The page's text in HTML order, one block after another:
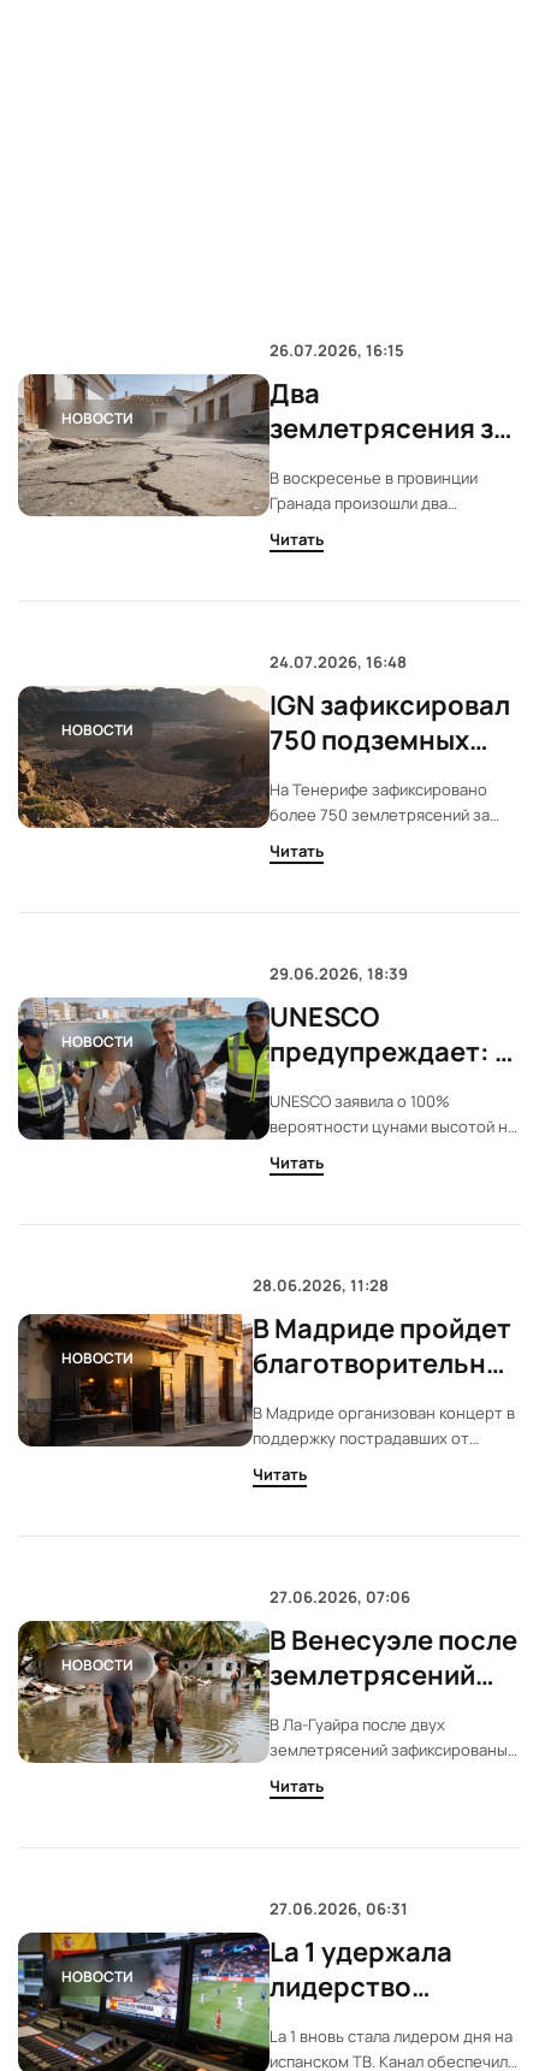
НОВОСТИ
26.07.2026, 16:15
Два
землетрясения за
день: Гранада
вновь ощутила
подземные толчки
В воскресенье в провинции
Гранада произошли два
землетрясения. Второй толчок,
магнитудой 3,7, ощутили жители
Читать
НОВОСТИ
24.07.2026, 16:48
IGN зафиксировал
750 подземных
толчков на
Тенерифе за ночь
На Тенерифе зафиксировано
более 750 землетрясений за
одну ночь. IGN не видит угрозы
извержения в ближайшее время.
Читать
НОВОСТИ
29.06.2026, 18:39
UNESCO
предупреждает: в
Средиземном
море неизбежны
разрушительные
UNESCO заявила о 100%
вероятности цунами высотой не
менее метра в Средиземном
море в ближайшие десятилетия.
защиты прибрежных городов и
Читать
НОВОСТИ
28.06.2026, 11:28
В Мадриде пройдет
благотворительный
концерт для
пострадавших от
землетрясения в
В Мадриде организован концерт в
поддержку пострадавших от
землетрясения в Венесуэле. Все
собранные средства направят на
Читать
НОВОСТИ
27.06.2026, 07:06
В Венесуэле после
землетрясений
начались
массовые грабежи
и военное
В Ла-Гуайра после двух
землетрясений зафиксированы
массовые грабежи магазинов.
Власти объявили о военном
Читать
НОВОСТИ
27.06.2026, 06:31
La 1 удержала
лидерство
благодаря матчу
Эквадор —
La 1 вновь стала лидером дня на
испанском ТВ. Канал обеспечил